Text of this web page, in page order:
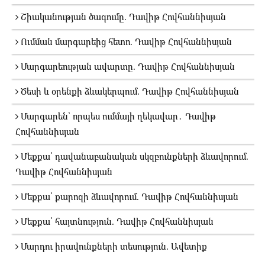
Շիականության ծագումը. Դավիթ Հովհաննիսյան
Ումման մարգարեից հետո. Դավիթ Հովհաննիսյան
Մարգարեության ավարտը. Դավիթ Հովհաննիսյան
Ծեսի և օրենքի ձևակերպում. Դավիթ Հովհաննիսյան
Մարգարեն՝ որպես ումմայի ղեկավար․ Դավիթ
Հովհաննիսյան
Մեքքա՝ դավանաբանական սկզբունքների ձևավորում.
Դավիթ Հովհաննիսյան
Մեքքա՝ քարոզի ձևավորում. Դավիթ Հովհաննիսյան
Մեքքա՝ հայտնություն. Դավիթ Հովհաննիսյան
Մարդու իրավունքների տեսություն. Ավետիք